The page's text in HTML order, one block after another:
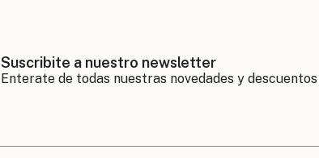
Suscribite a nuestro newsletter